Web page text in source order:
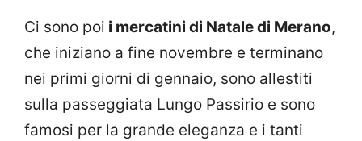
Ci sono poi i mercatini di Natale di Merano,
che iniziano a fine novembre e terminano
nei primi giorni di gennaio, sono allestiti
sulla passeggiata Lungo Passirio e sono
famosi per la grande eleganza e i tanti